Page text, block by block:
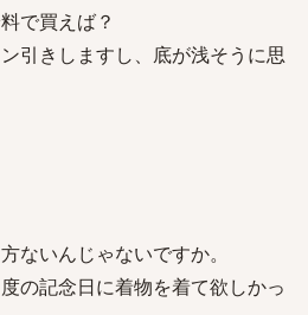
で買えば？
引きしますし、底が浅そうに思
ないんじゃないですか。
の記念日に着物を着て欲しかっ